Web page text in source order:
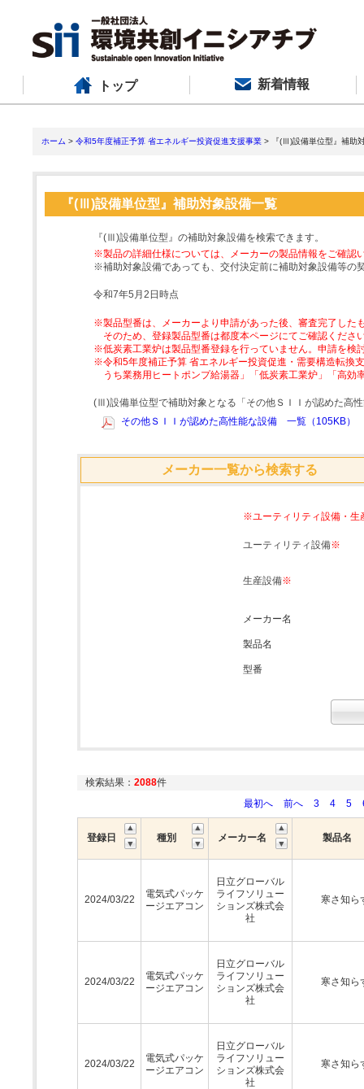
トップ 新着情報
ホーム > 令和5年度補正予算 省エネルギー投資促進支援事業 > 『(Ⅲ)設備単位型』補助
『(Ⅲ)設備単位型』補助対象設備一覧
『(Ⅲ)設備単位型』の補助対象設備を検索できます。
※製品の詳細仕様については、メーカーの製品情報をご確認
※補助対象設備であっても、交付決定前に補助対象設備等の
令和7年5月2日時点
※製品型番は、メーカーより申請があった後、審査完了した
そのため、登録製品型番は都度本ページにてご確認くださ
※低炭素工業炉は製品型番登録を行っていません。申請を検
※令和5年度補正予算 省エネルギー投資促進・需要構造転換
うち業務用ヒートポンプ給湯器」「低炭素工業炉」「高
(Ⅲ)設備単位型で補助対象となる「その他ＳＩＩが認めた高
その他ＳＩＩが認めた高性能な設備 一覧（105KB）
メーカー一覧から検索する
※ユーティリティ設備・生
ユーティリティ設備※
生産設備※
メーカー名
製品名
型番
検索結果： 2088件
最初へ
前へ 3 4 5
登録日 種別 メーカー名 製品名
2024/03/22
電気式パッケ
ージエアコン
日立グローバル
ライフソリュー
ションズ株式会
社
寒さ知ら
2024/03/22
電気式パッケ
ージエアコン
日立グローバル
ライフソリュー
ションズ株式会
社
寒さ知ら
2024/03/22
電気式パッケ
ージエアコン
日立グローバル
ライフソリュー
ションズ株式会
社
寒さ知ら